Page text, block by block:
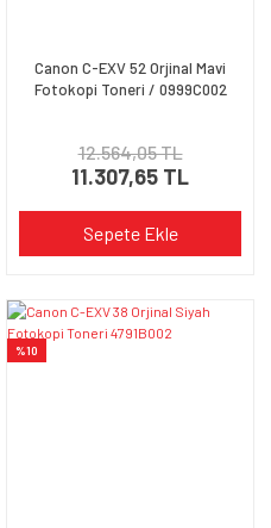
Canon C-EXV 52 Orjinal Mavi
Fotokopi Toneri / 0999C002
12.564,05 TL
11.307,65 TL
Sepete Ekle
%10